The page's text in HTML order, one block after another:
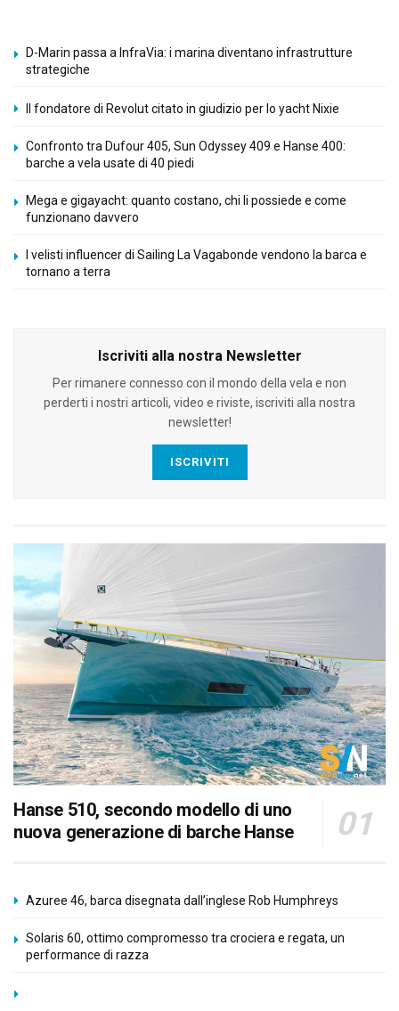
D-Marin passa a InfraVia: i marina diventano infrastrutture
strategiche
Il fondatore di Revolut citato in giudizio per lo yacht Nixie
Confronto tra Dufour 405, Sun Odyssey 409 e Hanse 400:
barche a vela usate di 40 piedi
Mega e gigayacht: quanto costano, chi li possiede e come
funzionano davvero
I velisti influencer di Sailing La Vagabonde vendono la barca e
tornano a terra
Iscriviti alla nostra Newsletter
Per rimanere connesso con il mondo della vela e non
perderti i nostri articoli, video e riviste, iscriviti alla nostra
newsletter!
ISCRIVITI
Hanse 510, secondo modello di uno
nuova generazione di barche Hanse
Azuree 46, barca disegnata dall’inglese Rob Humphreys
Solaris 60, ottimo compromesso tra crociera e regata, un
performance di razza